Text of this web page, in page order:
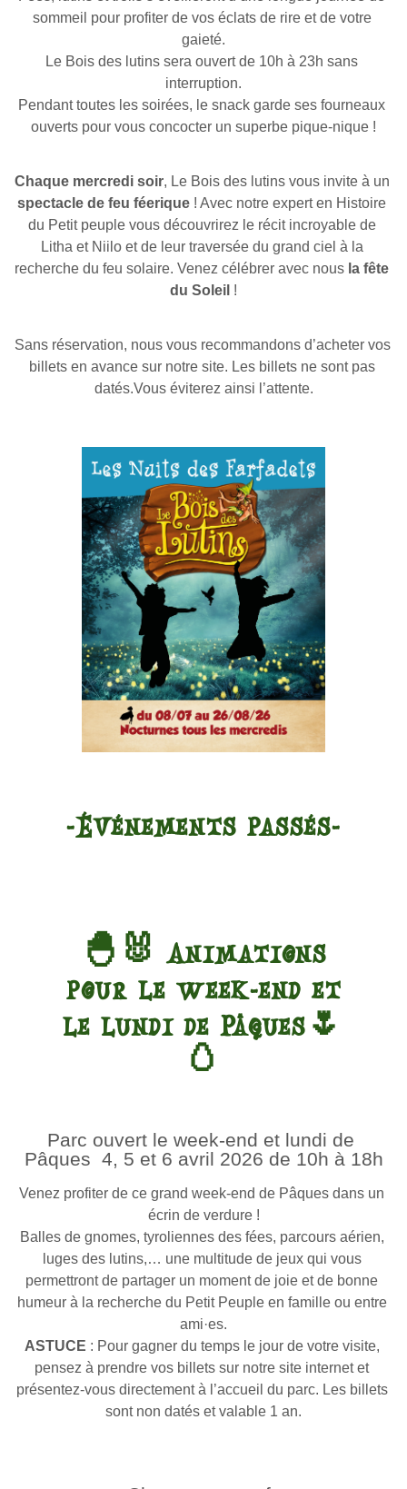
sommeil pour profiter de vos éclats de rire et de votre
gaieté.
Le Bois des lutins sera ouvert de 10h à 23h sans
interruption.
Pendant toutes les soirées, le snack garde ses fourneaux
ouverts pour vous concocter un superbe pique-nique !
Chaque mercredi soir
spectacle de feu féerique ! Avec notre expert en Histoire
du Petit peuple vous découvrirez le récit incroyable de
Litha et Niilo et de leur traversée du grand ciel à la
recherche du feu solaire. Venez célébrer avec nous la fête
du Soleil !
Sans réservation, nous vous recommandons d’acheter vos
billets en avance sur notre site. Les billets ne sont pas
datés.Vous éviterez ainsi l’attente.
-Événements passés-
🐣🐰 Animations
pour le week-end et
le lundi de Pâques🌷
🥚
Parc ouvert le week-end et lundi de
Pâques  4, 5 et 6 avril 2026 de 10h à 18h
Venez profiter de ce grand week-end de Pâques dans un
écrin de verdure !
Balles de gnomes, tyroliennes des fées, parcours aérien,
luges des lutins,… une multitude de jeux qui vous
permettront de partager un moment de joie et de bonne
humeur à la recherche du Petit Peuple en famille ou entre
ami·es.
ASTUCE : Pour gagner du temps le jour de votre visite,
pensez à prendre vos billets sur notre site internet et
présentez-vous directement à l’accueil du parc. Les billets
sont non datés et valable 1 an.